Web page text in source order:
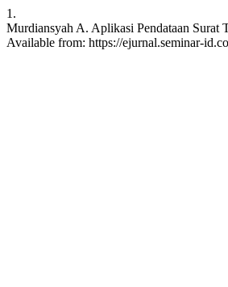
1.
Murdiansyah A. Aplikasi Pendataan Surat
Available from: https://ejurnal.seminar-